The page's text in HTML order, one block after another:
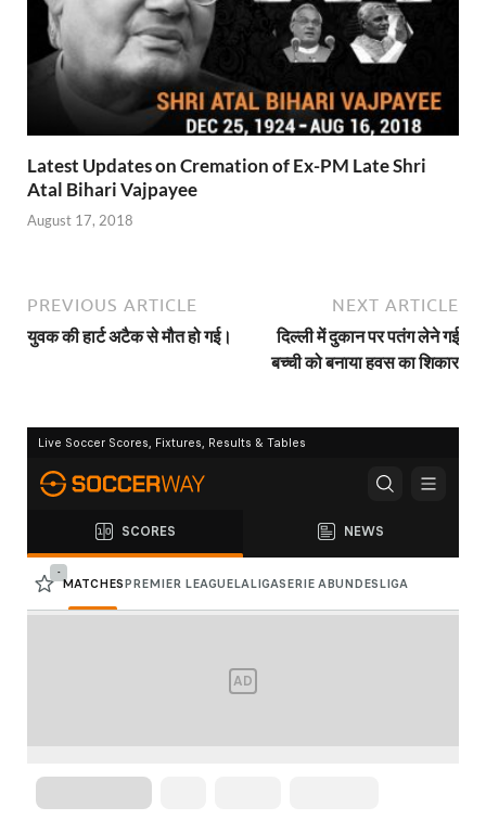
Latest Updates on Cremation of Ex-PM Late Shri
Atal Bihari Vajpayee
August 17, 2018
PREVIOUS ARTICLE
युवक की हार्ट अटैक से मौत हो गई।
NEXT ARTICLE
दिल्ली में दुकान पर पतंग लेने गई
बच्ची को बनाया हवस का शिकार